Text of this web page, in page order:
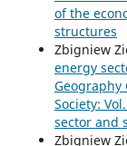
of the
structures
Zbigniew
energy
Geography
Society:
sector and
Zbigniew